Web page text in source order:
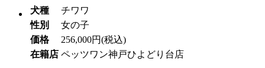
犬種
チワワ
性別
女の子
価格
256,000円(税込)
在籍店 ペッツワン神戸ひよどり台店